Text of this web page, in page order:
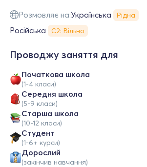
Розмовляє на:Українська Рідна
Російська С2: Вільно
Проводжу заняття для
Початкова школа
(1-4 класи)
Середня школа
(5-9 класи)
Старша школа
(10-12 класи)
Студент
(1-6+ курси)
Дорослий
(закінчив навчання)